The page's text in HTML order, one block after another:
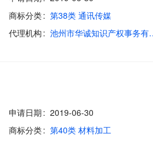
商标分类
第38类 通讯传媒
代理机构 池州市华
申请日期
2019-06-30
商标分类
第40类 材料加工